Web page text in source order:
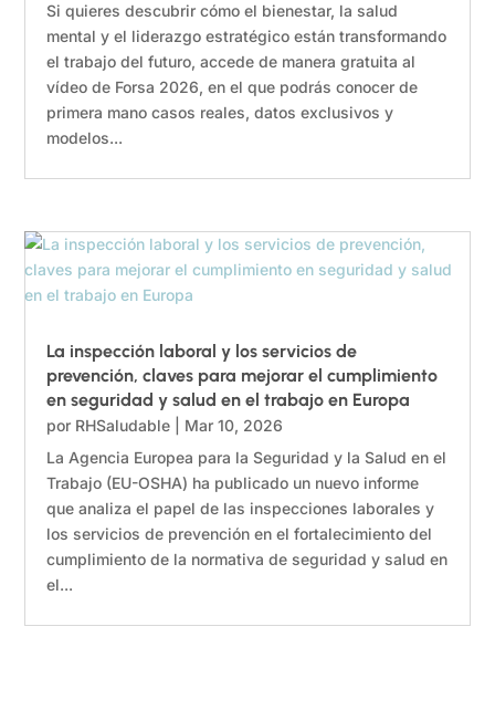
Si quieres descubrir cómo el bienestar, la salud
mental y el liderazgo estratégico están transformando
el trabajo del futuro, accede de manera gratuita al
vídeo de Forsa 2026, en el que podrás conocer de
primera mano casos reales, datos exclusivos y
modelos...
La inspección laboral y los servicios de
prevención, claves para mejorar el cumplimiento
en seguridad y salud en el trabajo en Europa
por RHSaludable
Mar 10, 2026
La Agencia Europea para la Seguridad y la Salud en el
Trabajo (EU-OSHA) ha publicado un nuevo informe
que analiza el papel de las inspecciones laborales y
los servicios de prevención en el fortalecimiento del
cumplimiento de la normativa de seguridad y salud en
el...